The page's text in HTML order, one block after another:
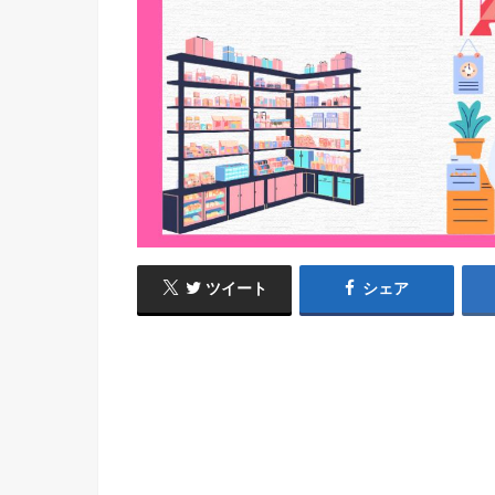
ツイート シェア